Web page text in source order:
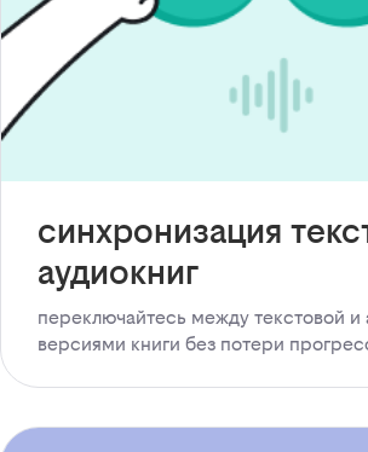
синхронизация
аудиокниг
переключайтесь между текстовой и
версиями книги без потери